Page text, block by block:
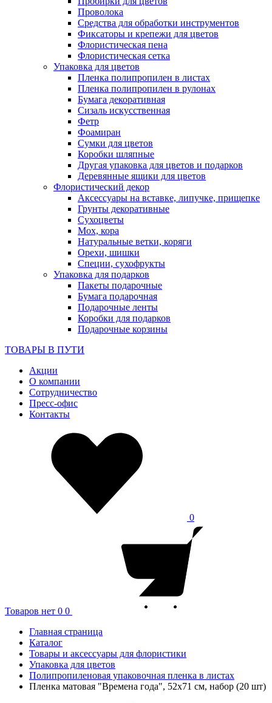
Проволока
Средства для обработки инструментов
Фиксаторы и крепежи для цветов
Флористическая пена
Флористическая сетка
Упаковка для цветов
Пленка полипропилен в листах
Пленка полипропилен в рулонах
Бумага декоративная
Сизаль искусственная
Фетр
Фоамиран
Сумки для цветов
Коробки шляпные
Другая упаковка для цветов и подарков
Деревянные ящики для цветов
Флористический декор
Аксессуары на вставке, липучке, прищепке
Грунты декоративные
Сухоцветы
Мох, кора
Натуральные ветки, коряги
Орехи, шишки
Специи, сухофрукты
Упаковка для подарков
Пакеты подарочные
Бумага подарочная
Подарочные ленты
Коробки для подарков
Подарочные корзины
ТОВАРЫ В ПУТИ
Акции
О компании
Сотрудничество
Пресс-офис
Контакты
0
Товаров нет 0 0
Главная страница
Каталог
Товары и аксессуары для флористики
Упаковка для цветов
Полипропиленовая упаковочная пленка в листах
Пленка матовая "Времена года", 52x71 см, набор (20 шт)